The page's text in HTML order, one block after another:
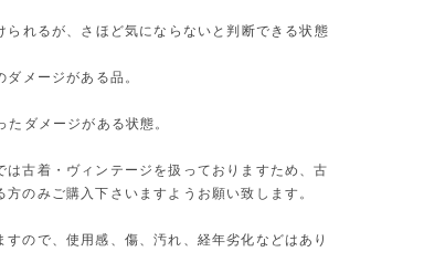
られるが、さほど気にならないと判断できる状態
メージがある品。
ダメージがある状態。
古着・ヴィンテージを扱っておりますため、古
のみご購入下さいますようお願い致します。
ので、使用感、傷、汚れ、経年劣化などはあり